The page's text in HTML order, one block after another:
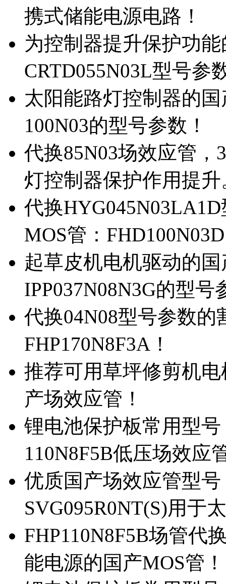
携式储能电源电路！
为控制器提升保护功
CRTD055N03L型号参
太阳能路灯控制器的
100N03的型号参数！
代换85N03场效应管
灯控制器保护作用提升
代换
MOS管：
起草皮机电机驱动的
IPP037N08N3G的型号
代换04N08型号参数
FHP170N8F3A！
推荐可用草坪修剪机电
产场效应管！
锂电池保护板常用型号
110N8F5B低压场效应
优质国产场效应管型
SVG095R0NT(S)用于
FHP110N8F5B场管代
能电源的国产MOS管！